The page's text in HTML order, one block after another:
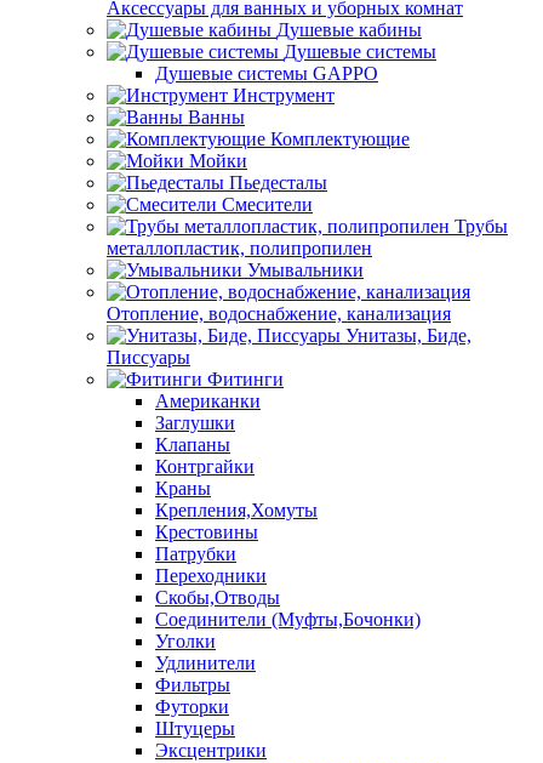
Аксессуары для ванных и уборных комнат
Душевые кабины
Душевые системы
Душевые системы GAPPO
Инструмент
Ванны
Комплектующие
Мойки
Пьедесталы
Смесители
Трубы
металлопластик, полипропилен
Умывальники
Отопление, водоснабжение, канализация
Унитазы, Биде,
Писсуары
Фитинги
Американки
Заглушки
Клапаны
Контргайки
Краны
Крепления,Хомуты
Крестовины
Патрубки
Переходники
Скобы,Отводы
Соединители (Муфты,Бочонки)
Уголки
Удлинители
Фильтры
Футорки
Штуцеры
Эксцентрики